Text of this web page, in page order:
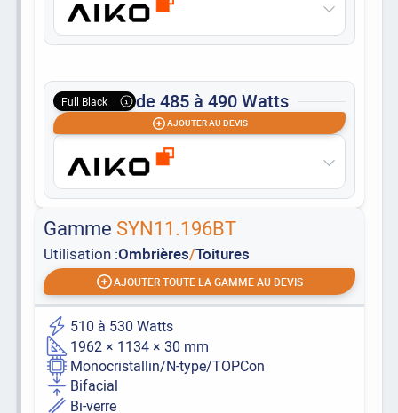
Full Black de 485 à 490 Watts
AJOUTER AU DEVIS
Gamme SYN11.196BT
Utilisation :Ombrières/Toitures
AJOUTER TOUTE LA GAMME AU DEVIS
510 à 530 Watts
1962 × 1134 × 30 mm
Monocristallin/N-type/TOPCon
Bifacial
Bi-verre